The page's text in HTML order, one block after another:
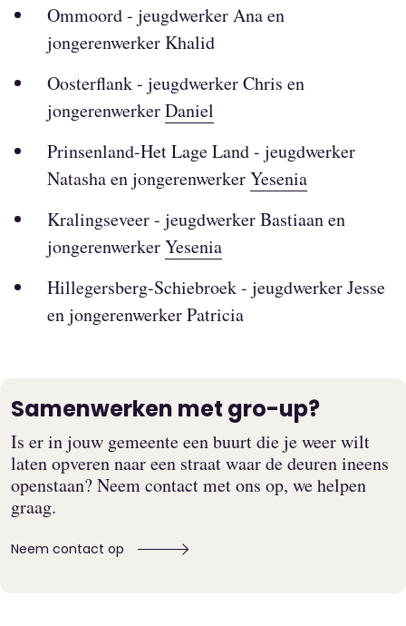
Ommoord - jeugdwerker Ana en
jongerenwerker Khalid
Oosterflank - jeugdwerker Chris en
jongerenwerkerDaniel
Prinsenland-Het Lage Land - jeugdwerker
Natasha en jongerenwerkerYesenia
Kralingseveer - jeugdwerker Bastiaan en
jongerenwerkerYesenia
Hillegersberg-Schiebroek - jeugdwerker Jesse
en jongerenwerker Patricia
Samenwerken met gro-up?
Is er in jouw gemeente een buurt die je weer wilt
laten opveren naar een straat waar de deuren ineens
openstaan? Neem contact met ons op, we helpen
graag.
Neem contact op